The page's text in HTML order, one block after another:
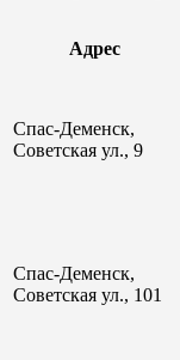
Адрес
Спас-Деменск,
Советская ул., 9
Спас-Деменск,
Советская ул., 101